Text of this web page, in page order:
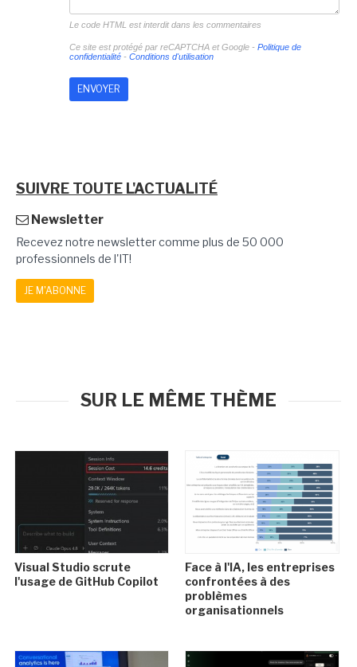
Le code HTML est interdit dans les commentaires
Ce site est protégé par reCAPTCHA et Google - Politique de
confidentialité- Conditions d'utilisation
SUIVRE TOUTE L'ACTUALITÉ
Newsletter
Recevez notre newsletter comme plus de 50 000
professionnels de l'IT!
JE M'ABONNE
SUR LE MÊME THÈME
Visual Studio scrute
l'usage de GitHub Copilot
Face à l'IA, les entreprises
confrontées à des
problèmes
organisationnels